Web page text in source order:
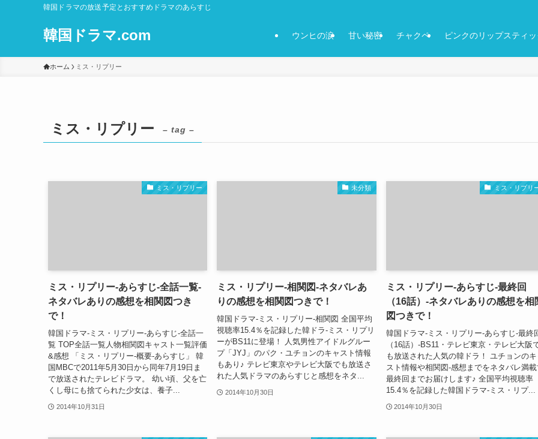
韓国ドラマの放送予定とおすすめドラマのあらすじ
韓国ドラマ.com ウンヒの涙 甘い秘密 チャクペ ピンクのリップスティ
ホーム ミス・リプリー
ミス・リプリー – tag –
ミス・リプリー
ミス・リプリー-あらすじ-全話一覧-
ネタバレありの感想を相関図つき
で！
韓国ドラマ-ミス・リプリー-あらすじ-全話一
覧 TOP全話一覧人物相関図キャスト一覧評価
&感想 「ミス・リプリー-概要-あらすじ」 韓
国MBCで2011年5月30日から同年7月19日ま
で放送されたテレビドラマ。 幼い頃、父を亡
くし母にも捨てられた少女は、養子...
2014年10月31日
未分類
ミス・リプリー-相関図-ネタバレあ
りの感想を相関図つきで！
韓国ドラマ-ミス・リプリー-相関図 全国平均
視聴率15.4％を記録した韓ドラ-ミス・リプリ
ーがBS11に登場！ 人気男性アイドルグルー
プ「JYJ」のパク・ユチョンのキャスト情報
もあり♪ テレビ東京やテレビ大阪でも放送さ
れた人気ドラマのあらすじと感想をネタ...
2014年10月30日
ミス・リプリ
ミス・リプリー-あらすじ-最終回
（16話）-ネタバレありの感想を相
図つきで！
韓国ドラマ-ミス・リプリー-あらすじ-最終
（16話）-BS11・テレビ東京・テレビ大阪
も放送された人気の韓ドラ！ ユチョンのキ
スト情報や相関図-感想までをネタバレ満
最終回までお届けします♪ 全国平均視聴率
15.4％を記録した韓国ドラマ-ミス・リプ...
2014年10月30日